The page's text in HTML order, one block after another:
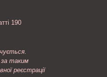
190
за таким
реєстрації